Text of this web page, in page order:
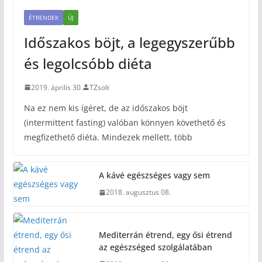
ÉTRENDEK ÚJ
Időszakos böjt, a legegyszerűbb
és legolcsóbb diéta
2019. április 30. TZsolt
Na ez nem kis ígéret, de az időszakos böjt
(intermittent fasting) valóban könnyen követhető és
megfizethető diéta. Mindezek mellett, több
A kávé egészséges vagy sem
2018. augusztus 08.
Mediterrán étrend, egy ősi étrend
az egészséged szolgálatában